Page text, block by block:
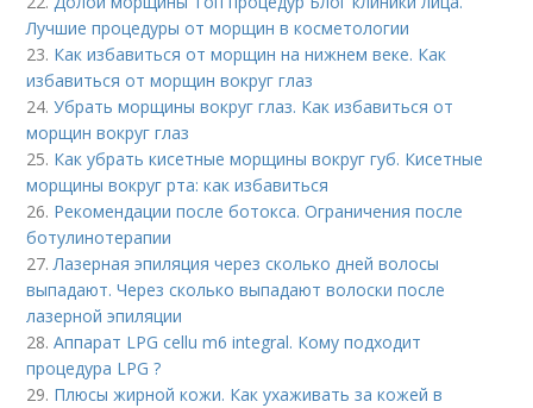
Лучшие процедуры от морщин в косметологии
23. Как избавиться от морщин на нижнем веке. Как
избавиться от морщин вокруг глаз
24.Убрать морщины вокруг глаз. Как избавиться от
морщин вокруг глаз
25. Как убрать кисетные морщины вокруг губ. Кисетные
морщины вокруг рта: как избавиться
26. Рекомендации после ботокса. Ограничения после
ботулинотерапии
27.Лазерная эпиляция через сколько дней волосы
выпадают. Через сколько выпадают волоски после
лазерной эпиляции
28.Аппарат LPG cellu m6 integral. Кому подходит
процедура LPG ?
29. Плюсы жирной кожи. Как ухаживать за кожей в